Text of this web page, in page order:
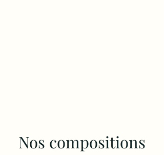
Nos compositions